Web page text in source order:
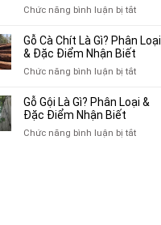
Cũ,
Lôi
Cũ
Tại
Truyện
Tranh,
Tạp
Giá
Tại
Chức năng bình luận bị tắtở
10
Địa
Mua
Quần
Cũ
Gỗ Cà Chít Là Gì? Phân Loại
& Đặc Điểm Nhận Biết
Chức năng bình luận bị tắtở
Cà
Gì?
Gỗ Gội Là Gì? Phân Loại &
Đặc Điểm Nhận Biết
Chức năng bình luận bị tắtở